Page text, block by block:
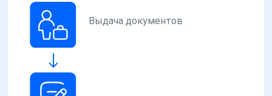
Выдача документов